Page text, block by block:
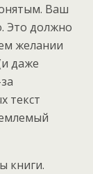
Ваш
Это должно
желании
даже
текст
книги.